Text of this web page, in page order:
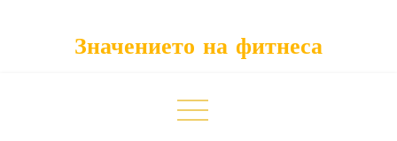
Значението на фитнеса